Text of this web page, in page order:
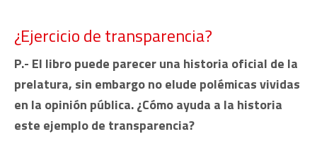
¿Ejercicio de transparencia?
P.- El libro puede parecer una historia oficial de la
prelatura, sin embargo no elude polémicas vividas
en la opinión pública. ¿Cómo ayuda a la historia
este ejemplo de transparencia?